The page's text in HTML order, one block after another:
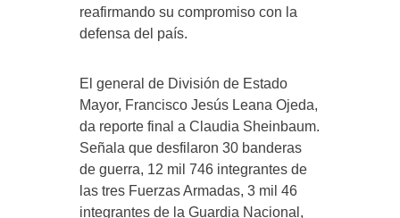
reafirmando su compromiso con la
defensa del país.
El general de División de Estado
Mayor, Francisco Jesús Leana Ojeda,
da reporte final a Claudia Sheinbaum.
Señala que desfilaron 30 banderas
de guerra, 12 mil 746 integrantes de
las tres Fuerzas Armadas, 3 mil 46
integrantes de la Guardia Nacional,